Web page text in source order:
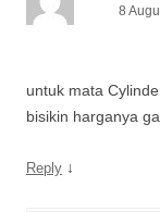
8
untuk mata
bisikin harganya
Reply ↓